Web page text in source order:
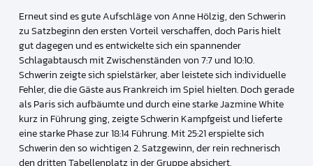
Erneut sind es gute Aufschläge von Anne Hölzig, den Schwerin
zu Satzbeginn den ersten Vorteil verschaffen, doch Paris hielt
gut dagegen und es entwickelte sich ein spannender
Schlagabtausch mit Zwischenständen von 7:7 und 10:10.
Schwerin zeigte sich spielstärker, aber leistete sich individuelle
Fehler, die die Gäste aus Frankreich im Spiel hielten. Doch gerade
als Paris sich aufbäumte und durch eine starke Jazmine White
kurz in Führung ging, zeigte Schwerin Kampfgeist und lieferte
eine starke Phase zur 18:14 Führung. Mit 25:21 erspielte sich
Schwerin den so wichtigen 2. Satzgewinn, der rein rechnerisch